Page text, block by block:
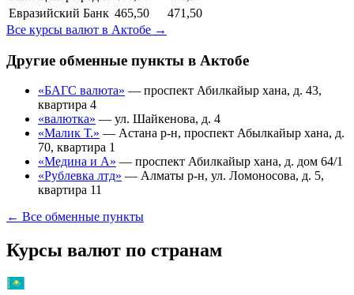
Евразийский Банк 465,50
471,50
Все курсы валют в Актобе →
Другие обменные пункты в Актобе
«БАГС валюта» — проспект Абилкайыр хана, д. 43,
квартира 4
«валютка» — ул. Шайкенова, д. 4
«Малик Т.» — Астана р-н, проспект Абылкайыр хана, д.
70, квартира 1
«Медина и А» — проспект Абилкайыр хана, д. дом 64/1
«Рублевка лтд» — Алматы р-н, ул. Ломоносова, д. 5,
квартира 11
← Все обменные пункты
Курсы валют по странам